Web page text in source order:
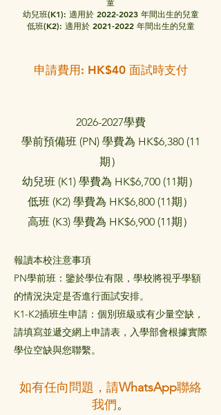
幼兒班(K1): 適用於 2022-2023 年間出生的兒童
低班(K2): 適用於 2021-2022 年間出生的兒童
申請費用: HK$40 面試時支付
2026-2027學費
學前預備班 (PN) 學費為 HK$6,380 (11
期）
幼兒班 (K1) 學費為 HK$6,700 (11期）
低班 (K2) 學費為 HK$6,800 (11期）
高班 (K3) 學費為 HK$6,900 (11期 ）
報讀本校注意事項
PN學前班：鑒於學位有限，學校將視乎學額
的情況決定是否進行面試安排。
K1-K2插班生申請：個別班級或有少量空缺，
請填寫並遞交網上申請表，入學部會根據實際
學位空缺與您聯繫。
如有任向問題，請WhatsApp聯絡
我們。